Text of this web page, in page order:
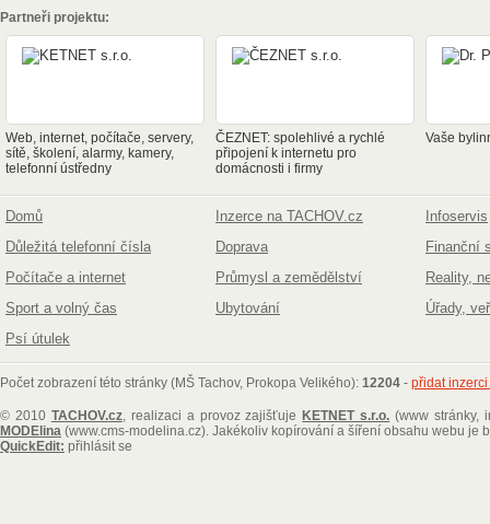
Partneři projektu:
Web, internet, počítače, servery,
sítě, školení, alarmy, kamery,
telefonní ústředny
ČEZNET: spolehlivé a rychlé
připojení k internetu pro
domácnosti i firmy
Vaše
Domů Inzerce na TACHOV.cz
Infoservis
Důležitá telefonní čísla
Doprava
Finanční
Počítače a internet
Průmysl a zemědělství
Reality,
Sport a volný čas
Ubytování
Úřady,
Psí útulek
Počet zobrazení této stránky (MŠ Tachov, Prokopa Velikého): 12204 - přidat
© 2010 TACHOV.cz, realizaci a provoz zajišťuje KETNET s.r.o. (www stránky,
MODElina (www.cms-modelina.cz). Jakékoliv kopírování a šíření obsahu webu je
QuickEdit: přihlásit se